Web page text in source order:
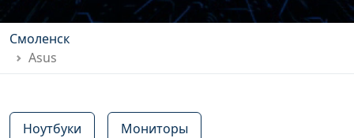
Смоленск
Asus
Ноутбуки Мониторы